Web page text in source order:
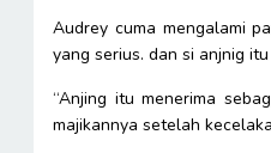
Audrey cuma mengalami
yang serius. dan si anjnig
“Anjing itu menerima
majikannya setelah